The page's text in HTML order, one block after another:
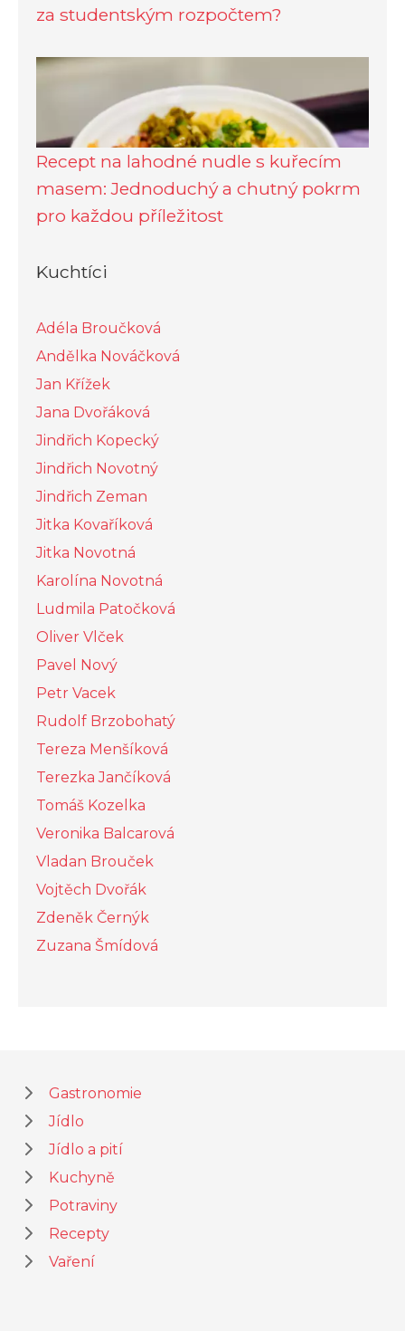
za studentským rozpočtem?
Recept na lahodné nudle s kuřecím
masem: Jednoduchý a chutný pokrm
pro každou příležitost
Kuchtíci
Adéla Broučková
Andělka Nováčková
Jan Křížek
Jana Dvořáková
Jindřich Kopecký
Jindřich Novotný
Jindřich Zeman
Jitka Kovaříková
Jitka Novotná
Karolína Novotná
Ludmila Patočková
Oliver Vlček
Pavel Nový
Petr Vacek
Rudolf Brzobohatý
Tereza Menšíková
Terezka Jančíková
Tomáš Kozelka
Veronika Balcarová
Vladan Brouček
Vojtěch Dvořák
Zdeněk Černýk
Zuzana Šmídová
Gastronomie
Jídlo
Jídlo a pití
Kuchyně
Potraviny
Recepty
Vaření